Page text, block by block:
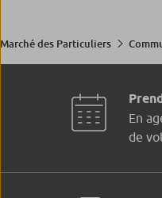
Marché des Particuliers
En
de